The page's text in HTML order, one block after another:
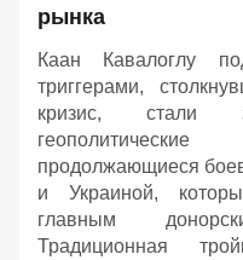
рынка
Каан Кавалоглу
триггерами,
кризис, стали
продолжающиеся
и Украиной,
главным
Традиционная